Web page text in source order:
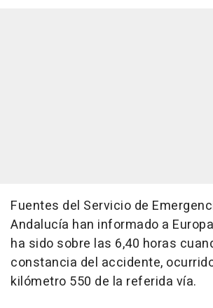
Fuentes del Servicio de
Andalucía han informado a
ha sido sobre las 6,40 horas
constancia del accidente,
kilómetro 550 de la referida vía.